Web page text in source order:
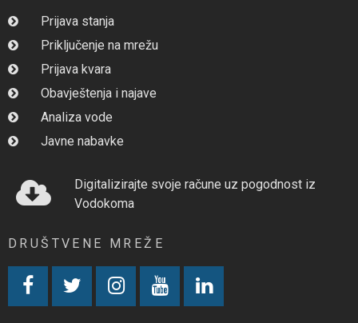
Prijava stanja
Priključenje na mrežu
Prijava kvara
Obavještenja i najave
Analiza vode
Javne nabavke
Digitalizirajte svoje račune uz pogodnost iz
Vodokoma
DRUŠTVENE MREŽE